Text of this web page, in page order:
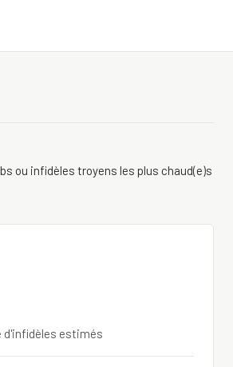
ou infidèles troyens les plus chaud(e)s
d'infidèles estimés